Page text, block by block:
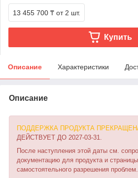
13 455 700 ₸ от 2 шт.
Купить
Описание Характеристики
Описание
ПОДДЕРЖКА ПРОДУКТА
ДЕЙСТВУЕТ ДО 2027-03-31.
После наступления этой даты см.
документацию для продукта и
самостоятельного разрешения проблем.